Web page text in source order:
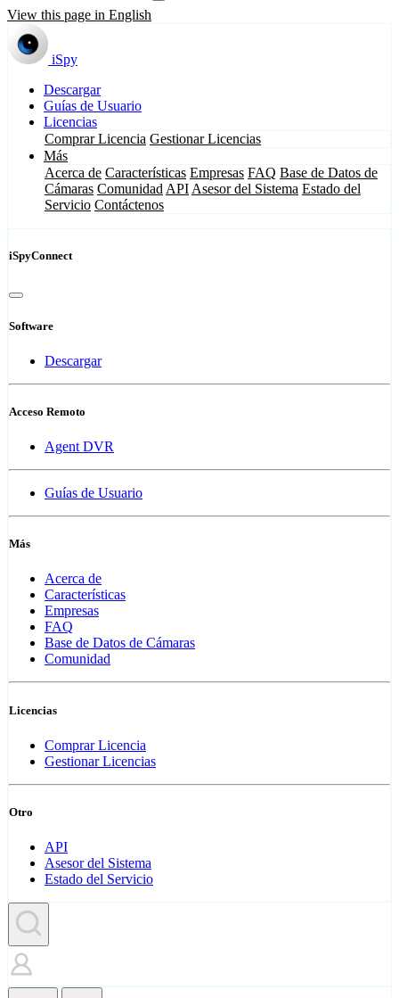
View this page in English
iSpy
Descargar
Guías de Usuario
Licencias
Comprar Licencia Gestionar Licencias
Más
Acerca de Características Empresas FAQ Base de Datos de
Cámaras Comunidad API Asesor del Sistema Estado del
Servicio Contáctenos
iSpyConnect
Software
Descargar
Acceso Remoto
Agent DVR
Guías de Usuario
Más
Acerca de
Características
Empresas
FAQ
Base de Datos de Cámaras
Comunidad
Licencias
Comprar Licencia
Gestionar Licencias
Otro
API
Asesor del Sistema
Estado del Servicio